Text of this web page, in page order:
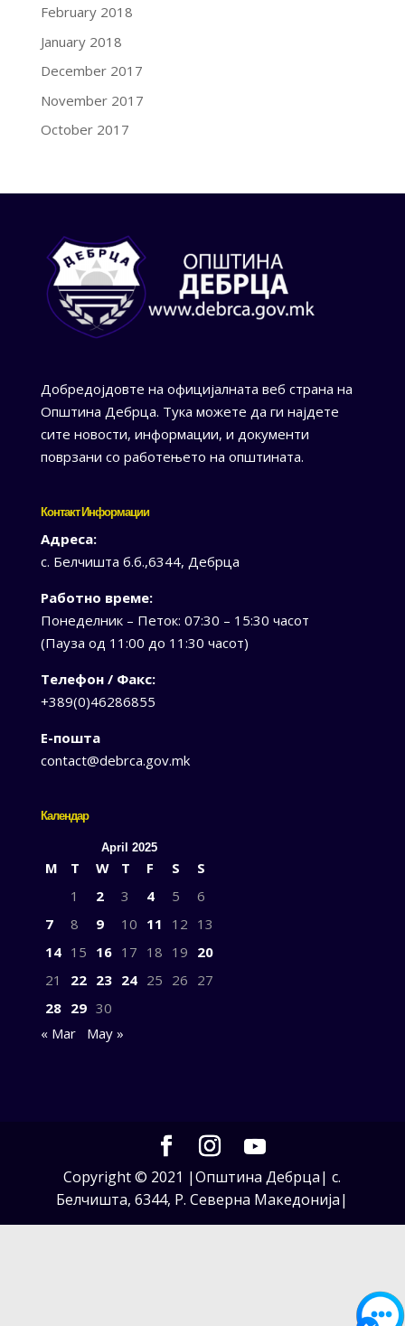
February 2018
January 2018
December 2017
November 2017
October 2017
Добредојдовте на официјалната веб страна на
Општина Дебрца. Тука можете да ги најдете
сите новости, информации, и документи
поврзани со работењето на општината.
Контакт Информации
Адреса:
с. Белчишта б.б.,6344, Дебрца
Работно време:
Понеделник – Петок: 07:30 – 15:30 часот
(Пауза од 11:00 до 11:30 часот)
Телефон / Факс:
+389(0)46286855
Е-пошта
contact@debrca.gov.mk
Календар
April 2025
M T W T F S
S
1
2 3 4 5
6
7
8 9 10 11 12 13
14 15 16 17 18 19 20
21
22 23 24 25 26 27
28 29 30
« Mar
May »
Copyright © 2021 |Општина Дебрца| с.
Белчишта, 6344, Р. Северна Македонија|